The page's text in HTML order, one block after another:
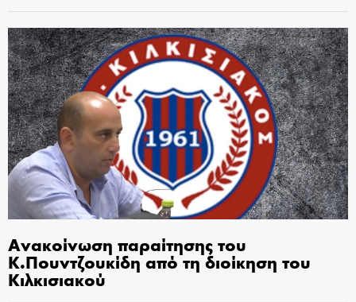
Ανακοίνωση παραίτησης του
Κ.Πουντζουκίδη από τη διοίκηση του
Κιλκισιακού